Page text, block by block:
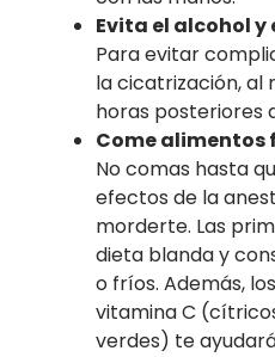
Evita el alcohol y
Para evitar
la cicatrización, al
horas posteriores
Come
No comas hasta
efectos de la
morderte. Las
dieta blanda y
o fríos. Además,
vitamina C
verdes) te